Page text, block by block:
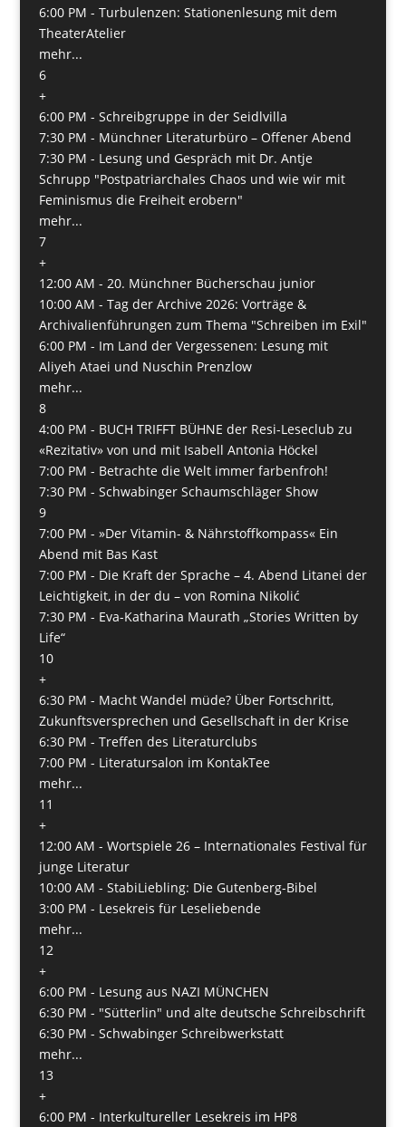
6:00 PM - Turbulenzen: Stationenlesung mit dem
TheaterAtelier
mehr...
6
+
6:00 PM - Schreibgruppe in der Seidlvilla
7:30 PM - Münchner Literaturbüro – Offener Abend
7:30 PM - Lesung und Gespräch mit Dr. Antje
Schrupp "Postpatriarchales Chaos und wie wir mit
Feminismus die Freiheit erobern"
mehr...
7
+
12:00 AM - 20. Münchner Bücherschau junior
10:00 AM - Tag der Archive 2026: Vorträge &
Archivalienführungen zum Thema "Schreiben im Exil"
6:00 PM - Im Land der Vergessenen: Lesung mit
Aliyeh Ataei und Nuschin Prenzlow
mehr...
8
4:00 PM - BUCH TRIFFT BÜHNE der Resi-Leseclub zu
«Rezitativ» von und mit Isabell Antonia Höckel
7:00 PM - Betrachte die Welt immer farbenfroh!
7:30 PM - Schwabinger Schaumschläger Show
9
7:00 PM - »Der Vitamin- & Nährstoffkompass« Ein
Abend mit Bas Kast
7:00 PM - Die Kraft der Sprache – 4. Abend Litanei der
Leichtigkeit, in der du – von Romina Nikolić
7:30 PM - Eva-Katharina Maurath „Stories Written by
Life“
10
+
6:30 PM - Macht Wandel müde? Über Fortschritt,
Zukunftsversprechen und Gesellschaft in der Krise
6:30 PM - Treffen des Literaturclubs
7:00 PM - Literatursalon im KontakTee
mehr...
11
+
12:00 AM - Wortspiele 26 – Internationales Festival für
junge Literatur
10:00 AM - StabiLiebling: Die Gutenberg-Bibel
3:00 PM - Lesekreis für Leseliebende
mehr...
12
+
6:00 PM - Lesung aus NAZI MÜNCHEN
6:30 PM - "Sütterlin" und alte deutsche Schreibschrift
6:30 PM - Schwabinger Schreibwerkstatt
mehr...
13
+
6:00 PM - Interkultureller Lesekreis im HP8